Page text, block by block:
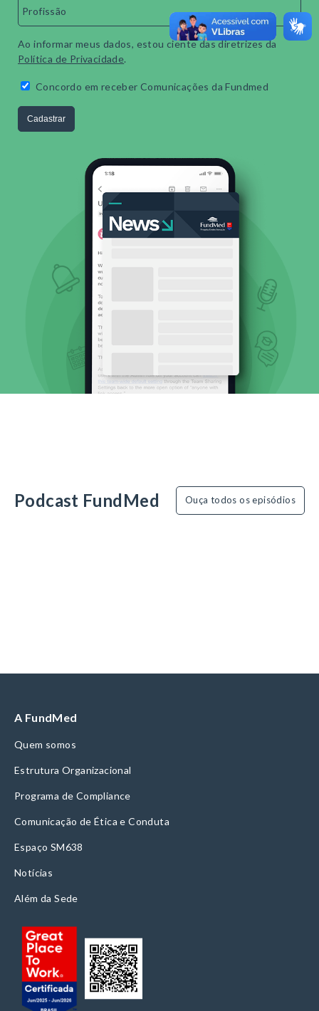
Ao informar meus dados, estou ciente das diretrizes da
Política de Privacidade.
Concordo em receber Comunicações da Fundmed
Podcast FundMed Ouça todos os episódios
A FundMed
Quem somos
Estrutura Organizacional
Programa de Compliance
Comunicação de Ética e Conduta
Espaço SM638
Notícias
Além da Sede